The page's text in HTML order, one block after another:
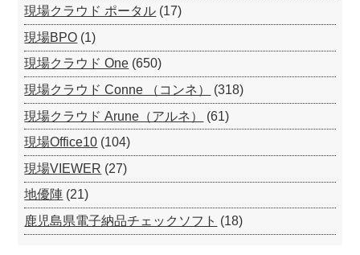
現場クラウド ポータル (17)
現場BPO (1)
現場クラウド One (650)
現場クラウド Conne （コンネ）
(318)
現場クラウド Arune（アルネ）
(61)
現場Office10 (104)
現場VIEWER (27)
地優陣 (21)
鹿児島県電子納品チェックソフト (18)